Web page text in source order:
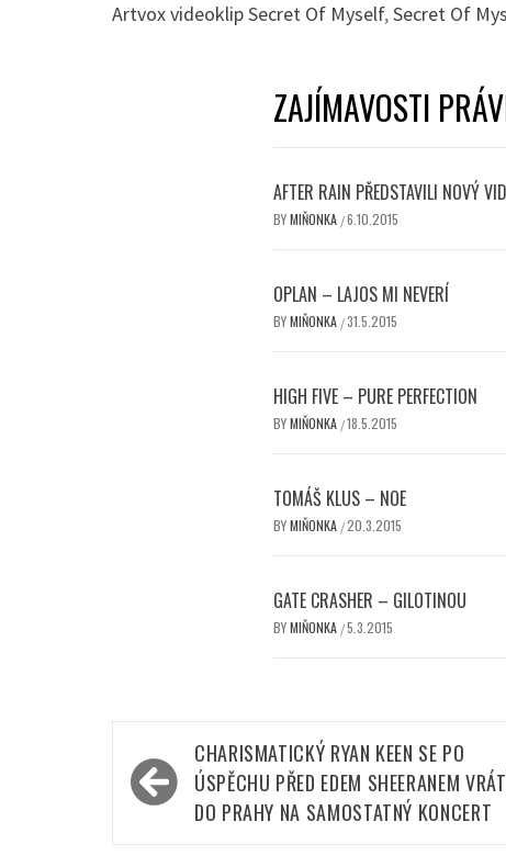
Artvox videoklip Secret Of Myself,Secret Of
ZAJÍMAVOSTI
AFTER RAIN PŘEDSTAVILI NOVÝ
BYMIŇONKA /6.10.2015
OPLAN – LAJOS MI NEVERÍ
BYMIŇONKA /31.5.2015
HIGH FIVE – PURE PERFECTION
BYMIŇONKA /18.5.2015
TOMÁŠ KLUS – NOE
BYMIŇONKA /20.3.2015
GATE CRASHER – GILOTINOU
BYMIŇONKA /5.3.2015
Navigace
pro
příspěvek
CHARISMATICKÝ RYAN KEEN SE PO
ÚSPĚCHU PŘED EDEM SHEERANEM
DO PRAHY NA SAMOSTATNÝ KONCERT